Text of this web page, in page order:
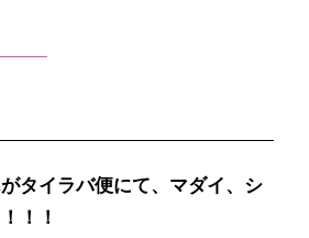
タイラバ便にて、マダイ、シ
！！